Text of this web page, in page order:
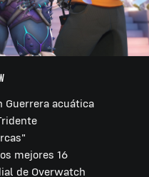
Guerrera acuática
mejores 16
de Overwatch